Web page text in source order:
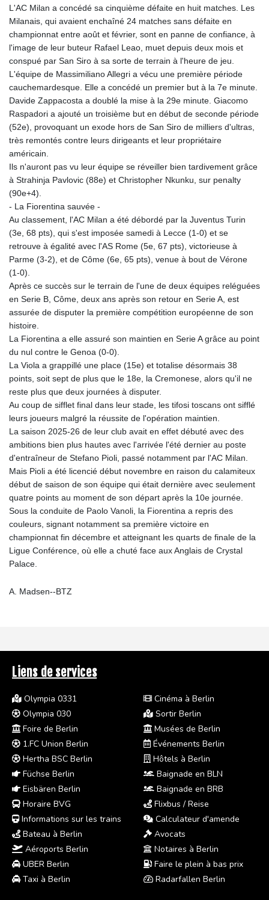
L'AC Milan a concédé sa cinquième défaite en huit matches. Les
Milanais, qui avaient enchaîné 24 matches sans défaite en
championnat entre août et février, sont en panne de confiance, à
l'image de leur buteur Rafael Leao, muet depuis deux mois et
conspué par San Siro à sa sorte de terrain à l'heure de jeu.
L'équipe de Massimiliano Allegri a vécu une première période
cauchemardesque. Elle a concédé un premier but à la 7e minute.
Davide Zappacosta a doublé la mise à la 29e minute. Giacomo
Raspadori a ajouté un troisième but en début de seconde période
(52e), provoquant un exode hors de San Siro de milliers d'ultras,
très remontés contre leurs dirigeants et leur propriétaire
américain.
Ils n'auront pas vu leur équipe se réveiller bien tardivement grâce
à Strahinja Pavlovic (88e) et Christopher Nkunku, sur penalty
(90e+4).
- La Fiorentina sauvée -
Au classement, l'AC Milan a été débordé par la Juventus Turin
(3e, 68 pts), qui s'est imposée samedi à Lecce (1-0) et se
retrouve à égalité avec l'AS Rome (5e, 67 pts), victorieuse à
Parme (3-2), et de Côme (6e, 65 pts), venue à bout de Vérone
(1-0).
Après ce succès sur le terrain de l'une de deux équipes reléguées
en Serie B, Côme, deux ans après son retour en Serie A, est
assurée de disputer la première compétition européenne de son
histoire.
La Fiorentina a elle assuré son maintien en Serie A grâce au point
du nul contre le Genoa (0-0).
La Viola a grappillé une place (15e) et totalise désormais 38
points, soit sept de plus que le 18e, la Cremonese, alors qu'il ne
reste plus que deux journées à disputer.
Au coup de sifflet final dans leur stade, les tifosi toscans ont sifflé
leurs joueurs malgré la réussite de l'opération maintien.
La saison 2025-26 de leur club avait en effet débuté avec des
ambitions bien plus hautes avec l'arrivée l'été dernier au poste
d'entraîneur de Stefano Pioli, passé notamment par l'AC Milan.
Mais Pioli a été licencié début novembre en raison du calamiteux
début de saison de son équipe qui était dernière avec seulement
quatre points au moment de son départ après la 10e journée.
Sous la conduite de Paolo Vanoli, la Fiorentina a repris des
couleurs, signant notamment sa première victoire en
championnat fin décembre et atteignant les quarts de finale de la
Ligue Conférence, où elle a chuté face aux Anglais de Crystal
Palace.
A. Madsen--BTZ
Liens de services
Olympia 0331
Olympia 030
Foire de Berlin
1.FC Union Berlin
Hertha BSC Berlin
Füchse Berlin
Eisbären Berlin
Horaire BVG
Informations sur les trains
Bateau à Berlin
Aéroports Berlin
UBER Berlin
Taxi à Berlin
Cinéma à Berlin
Sortir Berlin
Musées de Berlin
Événements Berlin
Hôtels à Berlin
Baignade en BLN
Baignade en BRB
Flixbus / Reise
Calculateur d'amende
Avocats
Notaires à Berlin
Faire le plein à bas prix
Radarfallen Berlin